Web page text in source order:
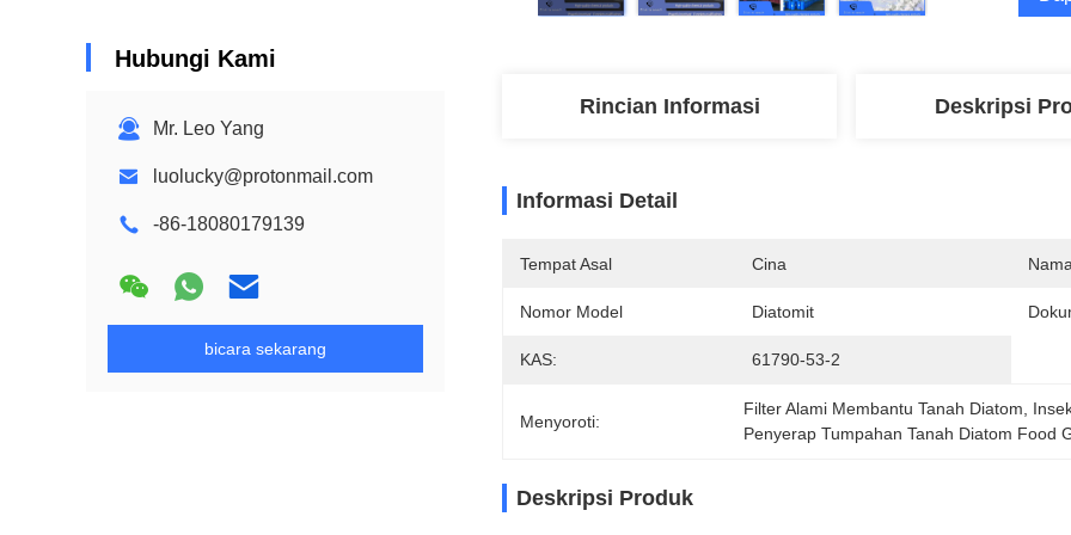
Hubungi Kami
Mr. Leo Yang
luolucky@protonmail.com
-86-18080179139
bicara sekarang
Rincian Informasi Deskripsi
Informasi Detail
Tempat Asal Cina
Nomor Model Diatomit
KAS: 61790-53-2
Menyoroti:
Filter Alami Membantu Tanah Diatom
Penyerap Tumpahan Tanah Diatom Food
Deskripsi Produk